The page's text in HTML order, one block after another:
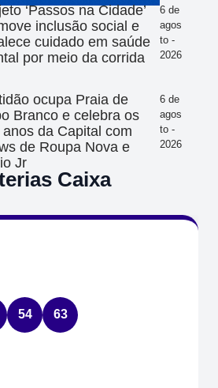
‘Passos na Cidade’
inclusão social e
cuidado em saúde
por meio da corrida
6 de
agos
to -
2026
ocupa Praia de
Branco e celebra os
anos da Capital com
de Roupa Nova e
Jr
6 de
agos
to -
2026
Caixa
54 63